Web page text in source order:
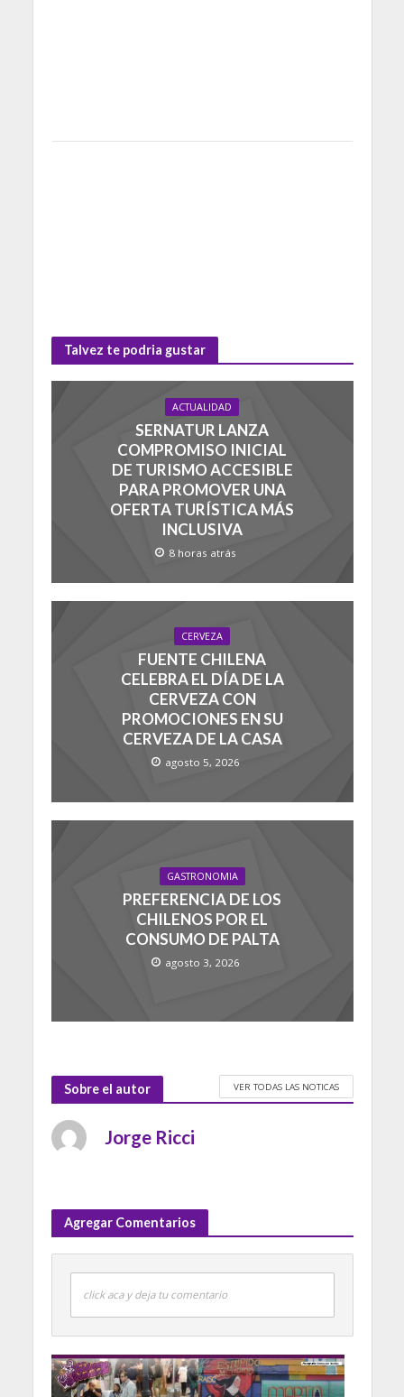
Talvez te podria gustar
ACTUALIDAD
SERNATUR LANZA
COMPROMISO INICIAL
DE TURISMO ACCESIBLE
PARA PROMOVER UNA
OFERTA TURÍSTICA MÁS
INCLUSIVA
8 horas atrás
CERVEZA
FUENTE CHILENA
CELEBRA EL DÍA DE LA
CERVEZA CON
PROMOCIONES EN SU
CERVEZA DE LA CASA
agosto 5, 2026
GASTRONOMIA
PREFERENCIA DE LOS
CHILENOS POR EL
CONSUMO DE PALTA
agosto 3, 2026
Sobre el autor VER TODAS LAS NOTICAS
Jorge Ricci
Agregar Comentarios
click aca y deja tu comentario